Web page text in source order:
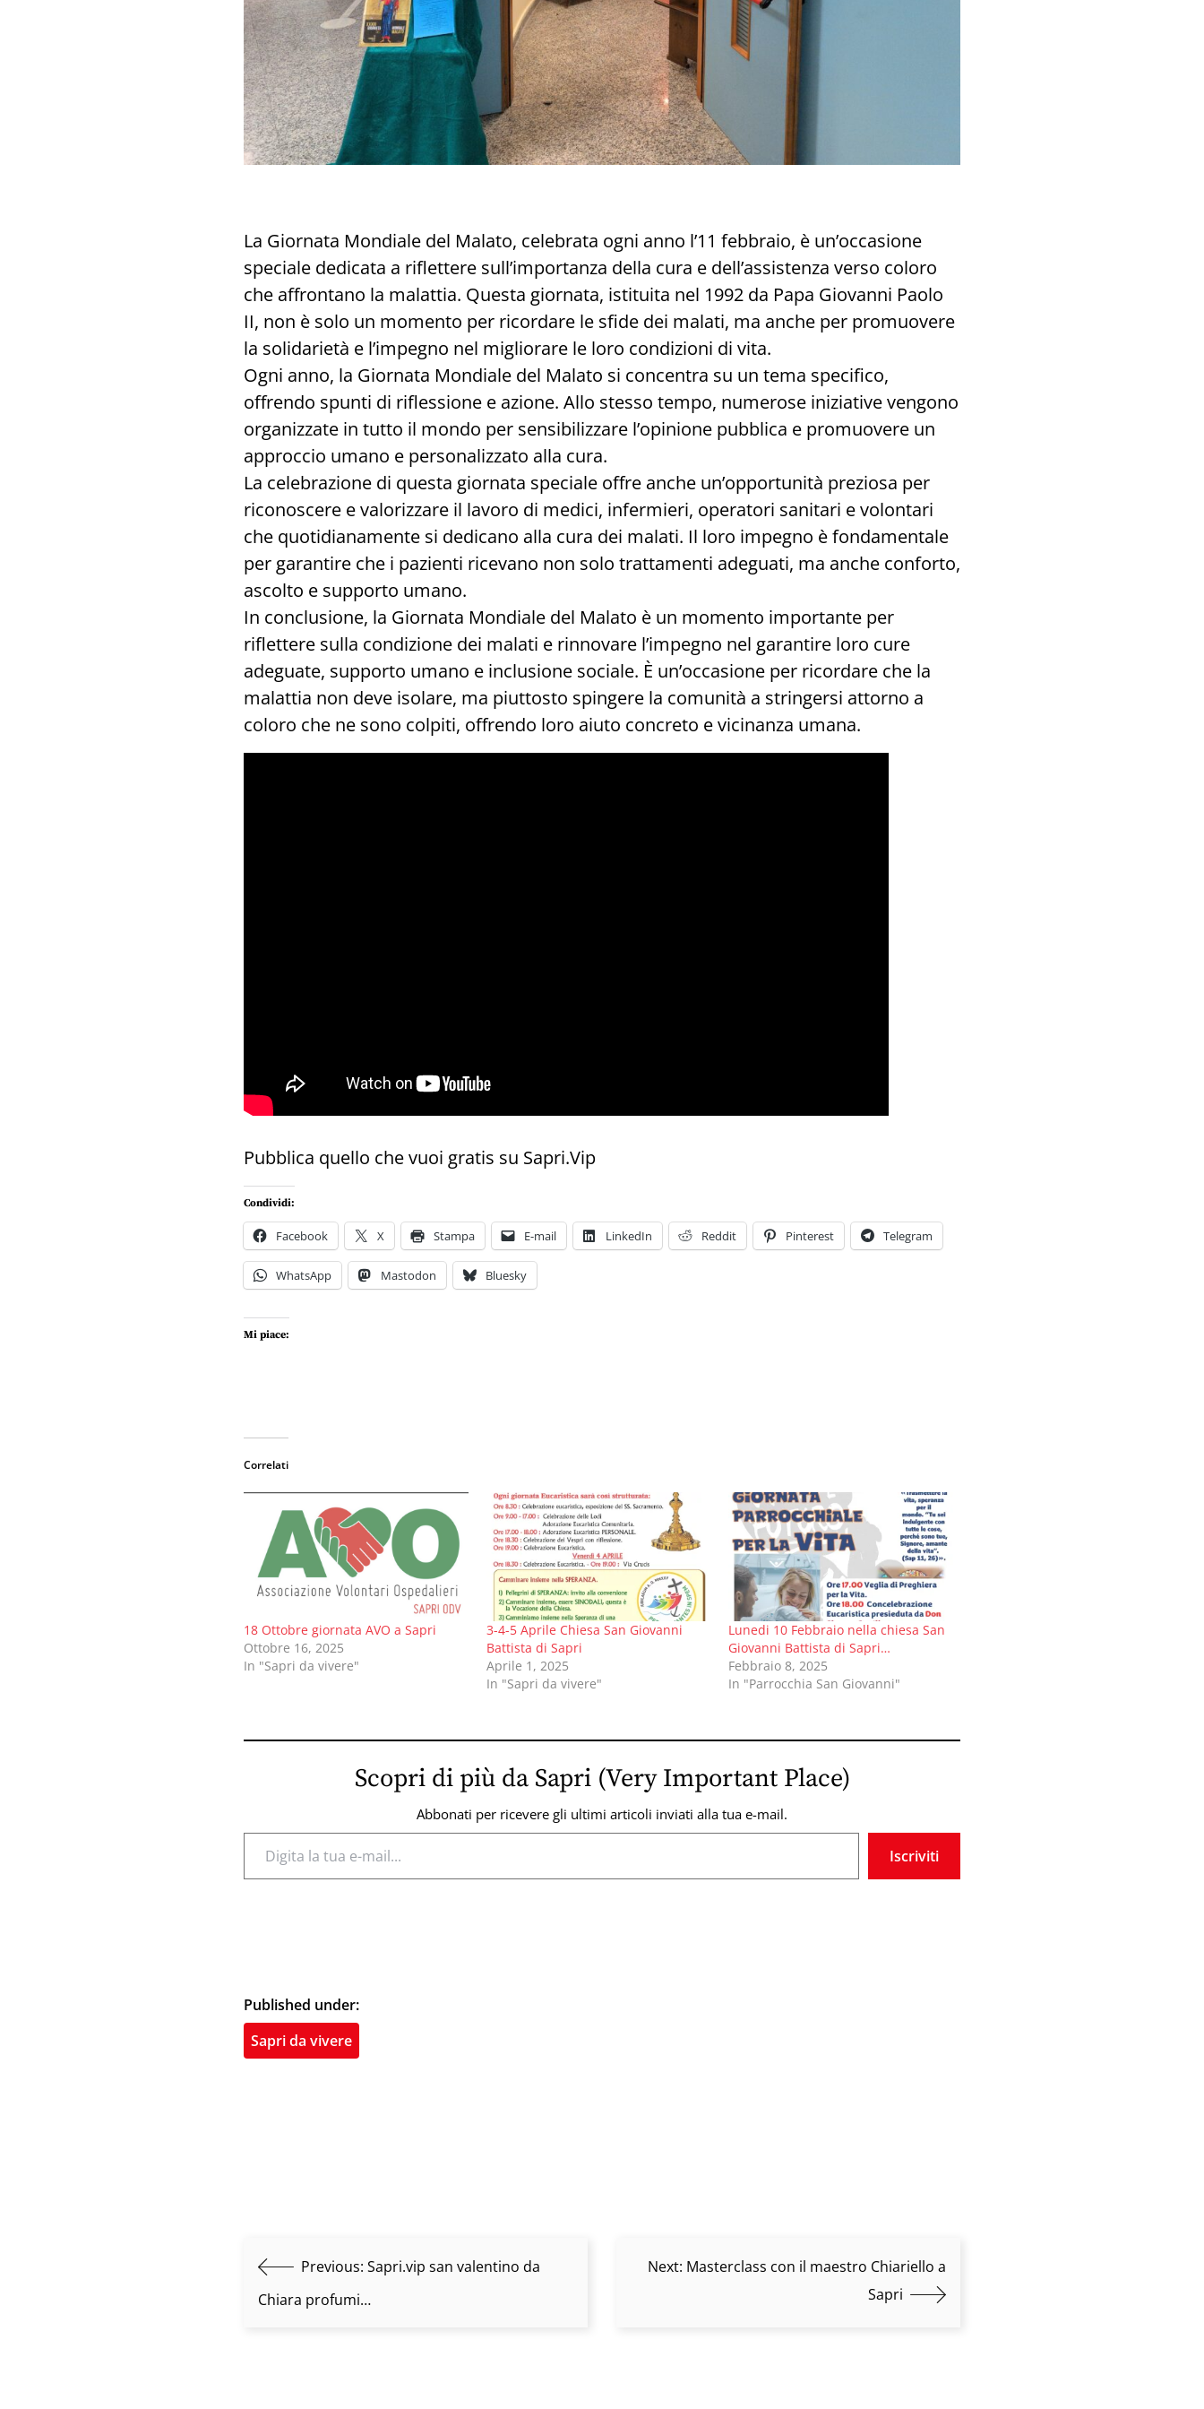
La Giornata Mondiale del Malato, celebrata ogni anno l’11 febbraio, è un’occasione
speciale dedicata a riflettere sull’importanza della cura e dell’assistenza verso coloro
che affrontano la malattia. Questa giornata, istituita nel 1992 da Papa Giovanni Paolo
II, non è solo un momento per ricordare le sfide dei malati, ma anche per promuovere
la solidarietà e l’impegno nel migliorare le loro condizioni di vita.
Ogni anno, la Giornata Mondiale del Malato si concentra su un tema specifico,
offrendo spunti di riflessione e azione. Allo stesso tempo, numerose iniziative vengono
organizzate in tutto il mondo per sensibilizzare l’opinione pubblica e promuovere un
approccio umano e personalizzato alla cura.
La celebrazione di questa giornata speciale offre anche un’opportunità preziosa per
riconoscere e valorizzare il lavoro di medici, infermieri, operatori sanitari e volontari
che quotidianamente si dedicano alla cura dei malati. Il loro impegno è fondamentale
per garantire che i pazienti ricevano non solo trattamenti adeguati, ma anche conforto,
ascolto e supporto umano.
In conclusione, la Giornata Mondiale del Malato è un momento importante per
riflettere sulla condizione dei malati e rinnovare l’impegno nel garantire loro cure
adeguate, supporto umano e inclusione sociale. È un’occasione per ricordare che la
malattia non deve isolare, ma piuttosto spingere la comunità a stringersi attorno a
coloro che ne sono colpiti, offrendo loro aiuto concreto e vicinanza umana.
Pubblica quello che vuoi gratis su Sapri.Vip
Condividi:
Facebook X Stampa E-mail LinkedIn Reddit Pinterest Telegram
WhatsApp Mastodon Bluesky
Mi piace:
Correlati
18 Ottobre giornata AVO a Sapri
Ottobre 16, 2025
In "Sapri da vivere"
3-4-5 Aprile Chiesa San Giovanni
Battista di Sapri
Aprile 1, 2025
In "Sapri da vivere"
Lunedi 10 Febbraio nella chiesa San
Giovanni Battista di Sapri…
Febbraio 8, 2025
In "Parrocchia San Giovanni"
Scopri di più da Sapri (Very Important Place)
Abbonati per ricevere gli ultimi articoli inviati alla tua e-mail.
Digita la tua e-mail...
Iscriviti
Published under:
Sapri da vivere
Previous: Sapri.vip san valentino da
Chiara profumi…
Next: Masterclass con il maestro Chiariello a
Sapri